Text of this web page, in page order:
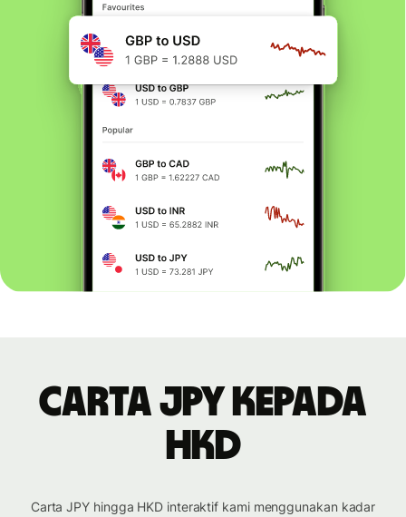
Carta JPY kepada
HKD
Carta JPY hingga HKD interaktif kami menggunakan kadar